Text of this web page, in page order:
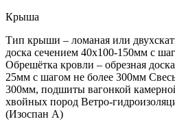
Крыша
Тип крыши – ломаная или
доска сечением 40х100-150мм с
Обрешётка кровли – обрезная
25мм с шагом не более 300мм
300мм, подшиты вагонкой
хвойных пород Ветро-
(Изоспан А)